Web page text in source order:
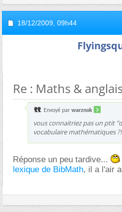
18/12/2009, 09h44
Re : Maths &
Envoyé par warznok
vous connaitriez pas un ptit
vocabulaire mathématiques ?!
Réponse un peu tardive...
lexique de BibMath, il a l'air